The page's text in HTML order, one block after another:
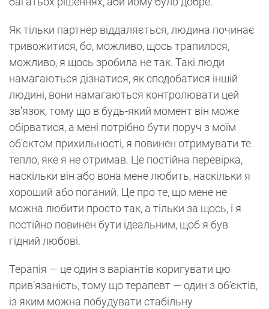
Як тільки партнер віддаляється, людина починає
тривожитися, бо, можливо, щось трапилося,
можливо, я щось зробила не так. Такі люди
намагаються дізнатися, як сподобатися іншій
людині, вони намагаються контролювати цей
зв'язок, тому що в будь-який момент він може
обірватися, а мені потрібно бути поруч з моїм
об'єктом прихильності, я повинен отримувати те
тепло, яке я не отримав. Це постійна перевірка,
наскільки він або вона мене любить, наскільки я
хороший або поганий. Це про те, що мене не
можна любити просто так, а тільки за щось, і я
постійно повинен бути ідеальним, щоб я був
гідний любові.
Терапія — це один з варіантів коригувати цю
прив’язаність, тому що терапевт — один з об'єктів,
із яким можна побудувати стабільну